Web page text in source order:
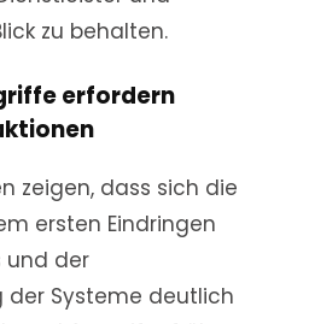
zu behalten.
erfordern
zeigen, dass sich die
ersten Eindringen
und der
der Systeme deutlich